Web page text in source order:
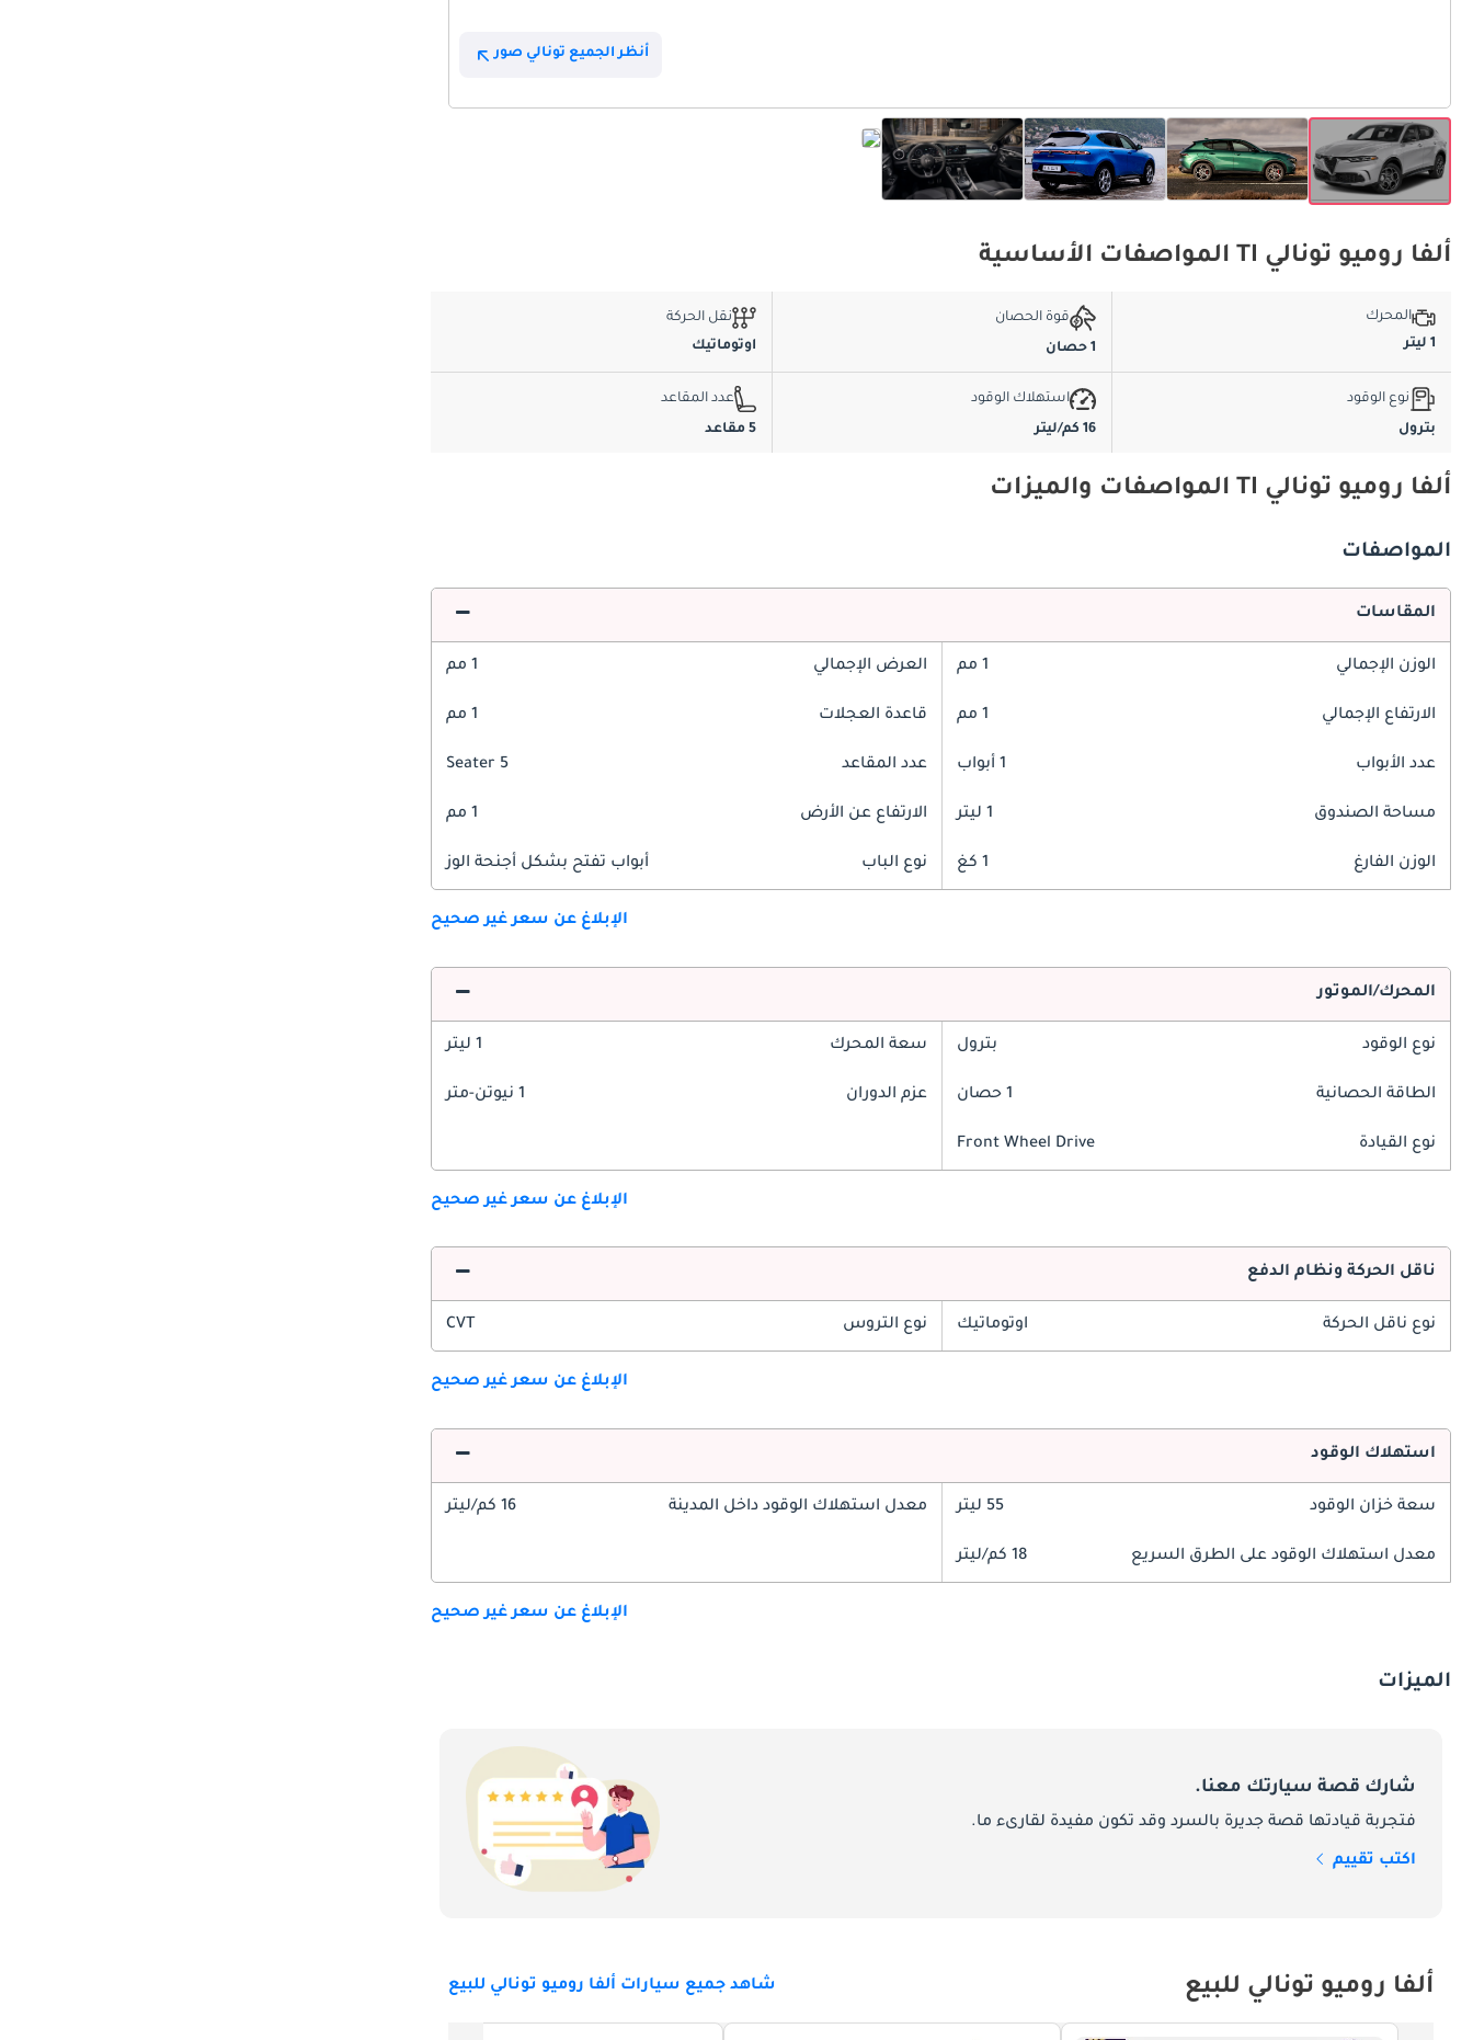
أنظر الجميع تونالي صور
ألفا روميو تونالي TI المواصفات الأساسية
المحرك
1 ليتر
قوة الحصان
1 حصان
نقل الحركة
اوتوماتيك
نوع الوقود
بترول
استهلاك الوقود
16 كم/ليتر
عدد المقاعد
5 مقاعد
ألفا روميو تونالي TI المواصفات والميزات
المواصفات
المقاسات
الوزن الإجمالي 1 مم العرض الإجمالي 1 مم
الارتفاع الإجمالي 1 مم قاعدة العجلات 1 مم
عدد الأبواب 1 أبواب عدد المقاعد 5 Seater
مساحة الصندوق 1 ليتر الارتفاع عن الأرض 1 مم
الوزن الفارغ 1 كغ نوع الباب أبواب تفتح بشكل أجنحة الوز
الإبلاغ عن سعر غير صحيح
المحرك/الموتور
نوع الوقود بترول سعة المحرك 1 ليتر
الطاقة الحصانية 1 حصان عزم الدوران 1 نيوتن-متر
نوع القيادة Front Wheel Drive
الإبلاغ عن سعر غير صحيح
ناقل الحركة ونظام الدفع
نوع ناقل الحركة اوتوماتيك نوع التروس CVT
الإبلاغ عن سعر غير صحيح
استهلاك الوقود
سعة خزان الوقود 55 ليتر معدل استهلاك الوقود داخل المدينة 16 كم/ليتر
معدل استهلاك الوقود على الطرق السريع 18 كم/ليتر
الإبلاغ عن سعر غير صحيح
الميزات
شارك قصة سيارتك معنا.
فتجربة قيادتها قصة جديرة بالسرد وقد تكون مفيدة لقارىء ما.
اكتب تقييم
ألفا روميو تونالي للبيع شاهد جميع سيارات ألفا روميو تونالي للبيع